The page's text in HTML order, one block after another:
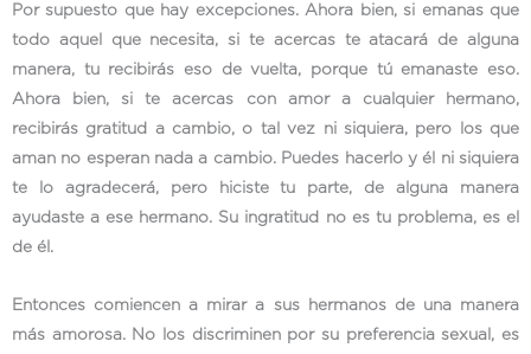
Por supuesto que hay excepciones. Ahora bien, si emanas que
todo aquel que necesita, si te acercas te atacará de alguna
manera, tu recibirás eso de vuelta, porque tú emanaste eso.
Ahora bien, si te acercas con amor a cualquier hermano,
recibirás gratitud a cambio, o tal vez ni siquiera, pero los que
aman no esperan nada a cambio. Puedes hacerlo y él ni siquiera
te lo agradecerá, pero hiciste tu parte, de alguna manera
ayudaste a ese hermano. Su ingratitud no es tu problema, es el
de él.
Entonces comiencen a mirar a sus hermanos de una manera
más amorosa. No los discriminen por su preferencia sexual, es